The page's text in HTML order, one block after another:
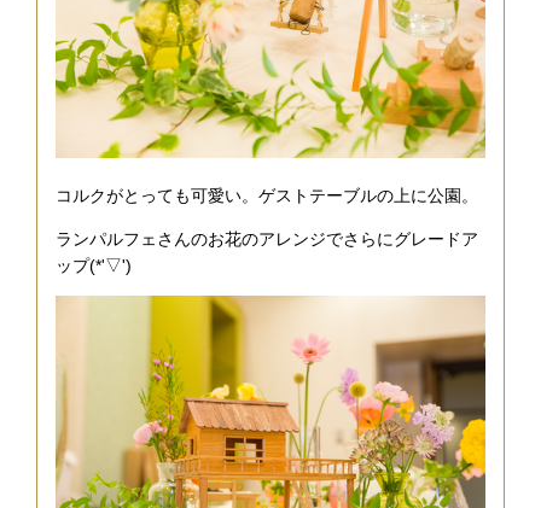
コルクがとっても可愛い。ゲストテーブルの上に公園。
ランパルフェさんのお花のアレンジでさらにグレードア
ップ(*'▽')